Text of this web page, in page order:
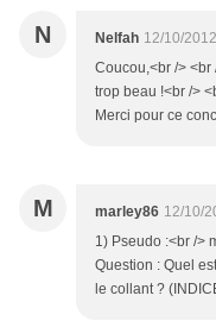
N Nelfah 12/10/
Coucou,<br /> <br
trop beau !<br />
Merci pour ce
M marley86 12/10/
1) Pseudo :<br />
Question : Quel
le collant ?